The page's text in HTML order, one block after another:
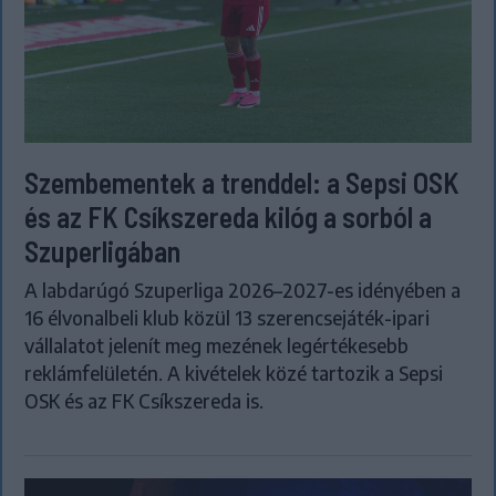
Szembementek a trenddel: a Sepsi OSK
és az FK Csíkszereda kilóg a sorból a
Szuperligában
A labdarúgó Szuperliga 2026–2027-es idényében a
16 élvonalbeli klub közül 13 szerencsejáték-ipari
vállalatot jelenít meg mezének legértékesebb
reklámfelületén. A kivételek közé tartozik a Sepsi
OSK és az FK Csíkszereda is.